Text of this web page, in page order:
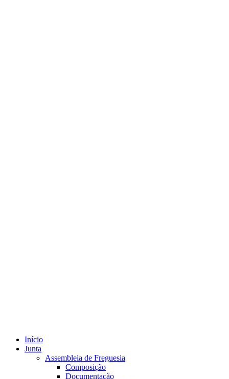
Início
Junta
Assembleia de Freguesia
Composição
Documentação